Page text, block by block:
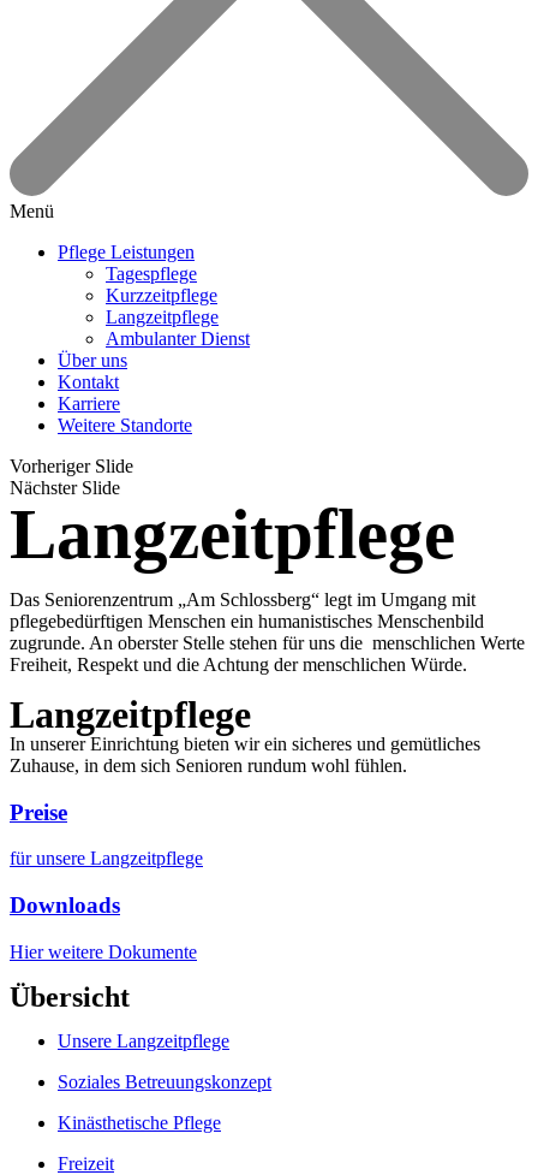
Menü
Pflege Leistungen
Tagespflege
Kurzzeitpflege
Langzeitpflege
Ambulanter Dienst
Über uns
Kontakt
Karriere
Weitere Standorte
Vorheriger Slide
Nächster Slide
Langzeitpflege
Das Seniorenzentrum „Am Schlossberg“ legt im Umgang mit
pflegebedürftigen Menschen ein humanistisches Menschenbild
zugrunde. An oberster Stelle stehen für uns die menschlichen Werte
Freiheit, Respekt und die Achtung der menschlichen Würde.
Langzeitpflege
In unserer Einrichtung bieten wir ein sicheres und gemütliches
Zuhause, in dem sich Senioren rundum wohl fühlen.
Preise
für unsere Langzeitpflege
Downloads
Hier weitere Dokumente
Übersicht
Unsere Langzeitpflege
Soziales Betreuungskonzept
Kinästhetische Pflege
Freizeit